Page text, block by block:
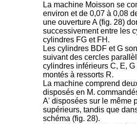
La machine Moisson se
environ et de 0,07 à 0,08
une ouverture A (fig. 28)
successivement entre les
cylindres FG et FH.
Les cylindres BDF et G
suivant des cercles
cylindres inférieurs C, E,
montés à ressorts R.
La machine comprend
disposés en M.
A' disposées sur le même
supérieurs, tandis que
schéma (fig. 28).